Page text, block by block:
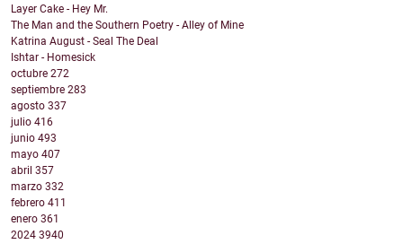
Layer Cake - Hey Mr.
The Man and the Southern Poetry - Alley of Mine
Katrina August - Seal The Deal
Ishtar - Homesick
octubre 272
septiembre 283
agosto 337
julio 416
junio 493
mayo 407
abril 357
marzo 332
febrero 411
enero 361
2024 3940